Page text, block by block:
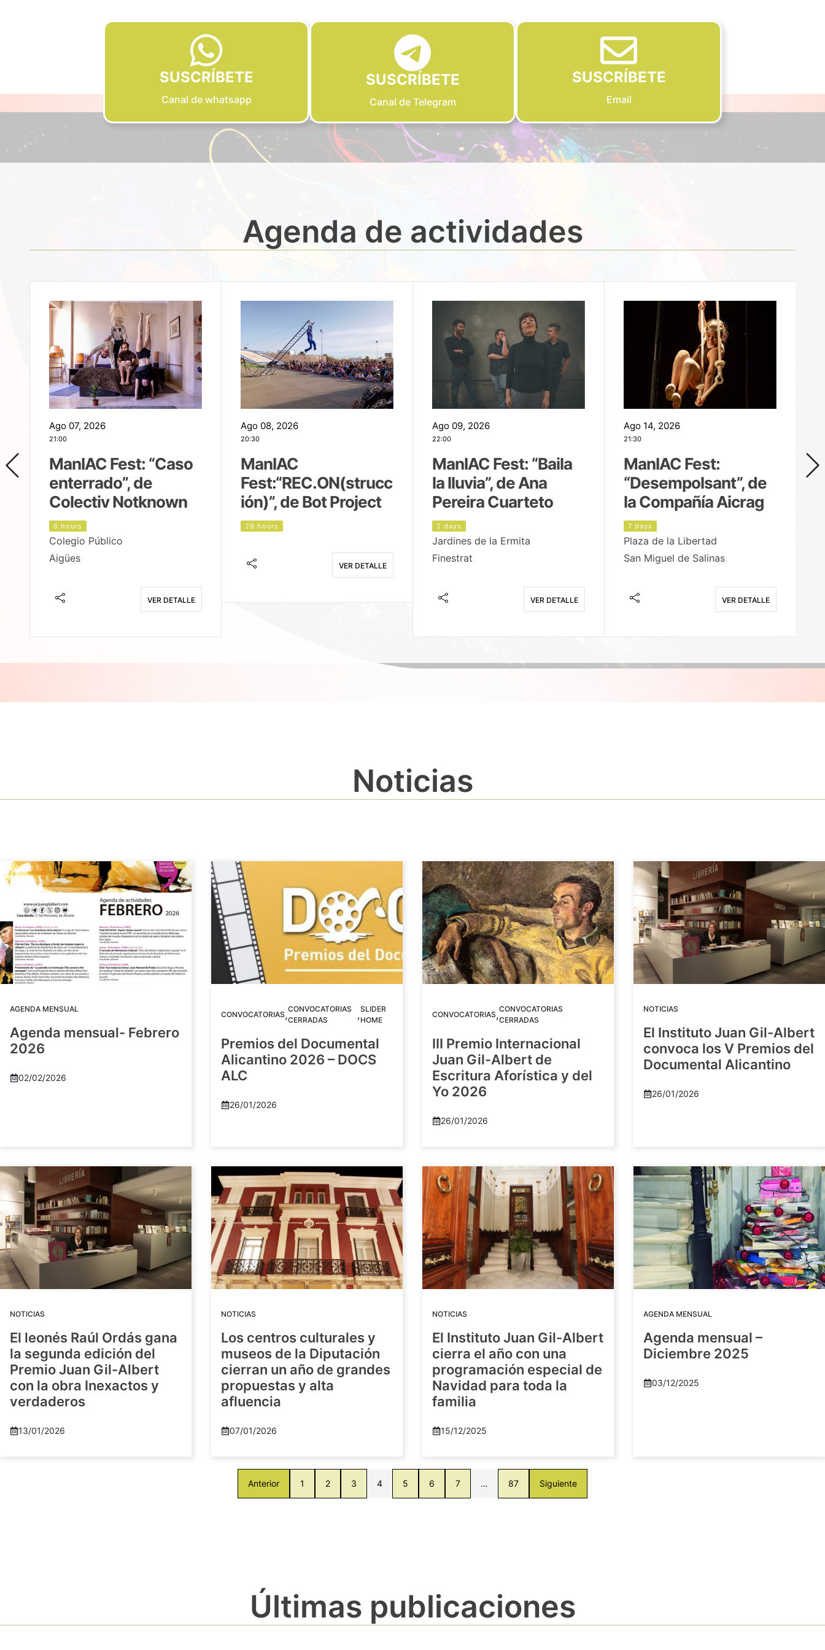
SUSCRÍBETE
Canal de whatsapp
SUSCRÍBETE
Canal de Telegram
SUSCRÍBETE
Email
Agenda de actividades
Ago 07, 2026
21:00
ManIAC Fest: “Caso
enterrado”, de
Colectiv Notknown
6 hours
Colegio Público
Aigües
VER DETALLE
Ago 08, 2026
20:30
ManIAC
Fest:“REC.ON(strucc
ión)”, de Bot Project
29 hours
VER DETALLE
Ago 09, 2026
22:00
ManIAC Fest: “Baila
la lluvia”, de Ana
Pereira Cuarteto
2 days
Jardines de la Ermita
Finestrat
VER DETALLE
Ago 14, 2026
21:30
ManIAC Fest:
“Desempolsant”, de
la Compañía Aicrag
7 days
Plaza de la Libertad
San Miguel de Salinas
VER DETALLE
Noticias
AGENDA MENSUAL
Agenda mensual- Febrero
2026
02/02/2026
CONVOCATORIAS,CONVOCATORIAS
CERRADAS
,SLIDER
HOME
Premios del Documental
Alicantino 2026 – DOCS
ALC
26/01/2026
CONVOCATORIAS,CONVOCATORIAS
CERRADAS
III Premio Internacional
Juan Gil-Albert de
Escritura Aforística y del
Yo 2026
26/01/2026
NOTICIAS
El Instituto Juan Gil-Albert
convoca los V Premios del
Documental Alicantino
26/01/2026
NOTICIAS
El leonés Raúl Ordás gana
la segunda edición del
Premio Juan Gil-Albert
con la obra Inexactos y
verdaderos
13/01/2026
NOTICIAS
Los centros culturales y
museos de la Diputación
cierran un año de grandes
propuestas y alta
afluencia
07/01/2026
NOTICIAS
El Instituto Juan Gil-Albert
cierra el año con una
programación especial de
Navidad para toda la
familia
15/12/2025
AGENDA MENSUAL
Agenda mensual –
Diciembre 2025
03/12/2025
Anterior 1 2 3 4 5 6 7 … 87 Siguiente
Últimas publicaciones